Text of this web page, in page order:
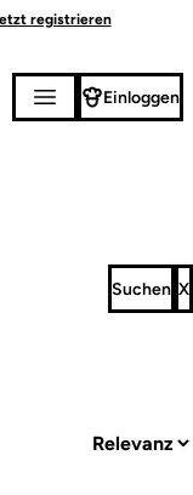
registrieren
Einloggen